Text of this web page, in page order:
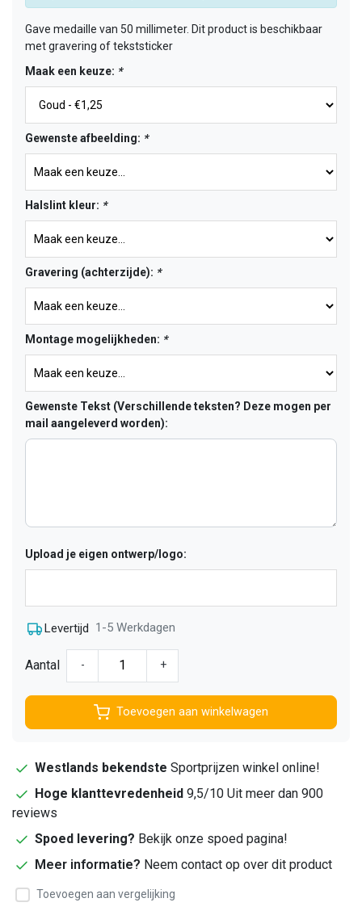
Gave medaille van 50 millimeter. Dit product is beschikbaar
met gravering of tekststicker
Maak een keuze: *
Gewenste afbeelding: *
Halslint kleur: *
Gravering (achterzijde): *
Montage mogelijkheden: *
Gewenste Tekst (Verschillende teksten? Deze mogen per
mail aangeleverd worden):
Upload je eigen ontwerp/logo:
Levertijd 1-5 Werkdagen
Aantal - +
Toevoegen aan winkelwagen
Westlands bekendste Sportprijzen winkel online!
Hoge klanttevredenheid 9,5/10 Uit meer dan 900
reviews
Spoed levering? Bekijk onze spoed pagina!
Meer informatie? Neem contact op over dit product
Toevoegen aan vergelijking